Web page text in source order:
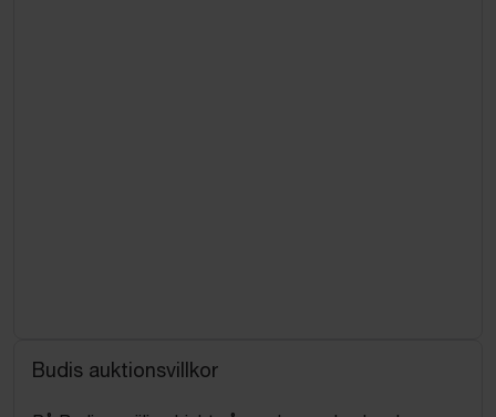
Budis auktionsvillkor